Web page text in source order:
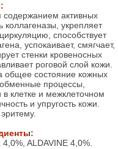
содержанием активных
коллагеназы, укрепляет
способствует
успокаивает, смягчает,
стенки кровеносных
роговой слой кожи.
общее состояние кожных
процессы,
в клетке и межклеточном
и упругость кожи.
ALDAVINE 4,0%.